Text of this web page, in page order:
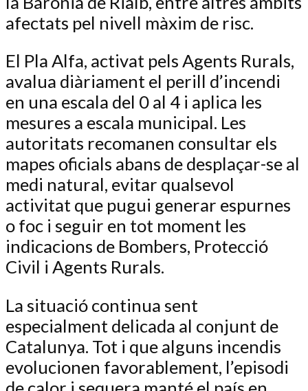
afectats pel nivell màxim de risc.
El Pla Alfa, activat pels Agents Rurals,
avalua diàriament el perill d’incendi
en una escala del 0 al 4 i aplica les
mesures a escala municipal. Les
autoritats recomanen consultar els
mapes oficials abans de desplaçar-se al
medi natural, evitar qualsevol
activitat que pugui generar espurnes
o foc i seguir en tot moment les
indicacions de Bombers, Protecció
Civil i Agents Rurals.
La situació continua sent
especialment delicada al conjunt de
Catalunya. Tot i que alguns incendis
evolucionen favorablement, l’episodi